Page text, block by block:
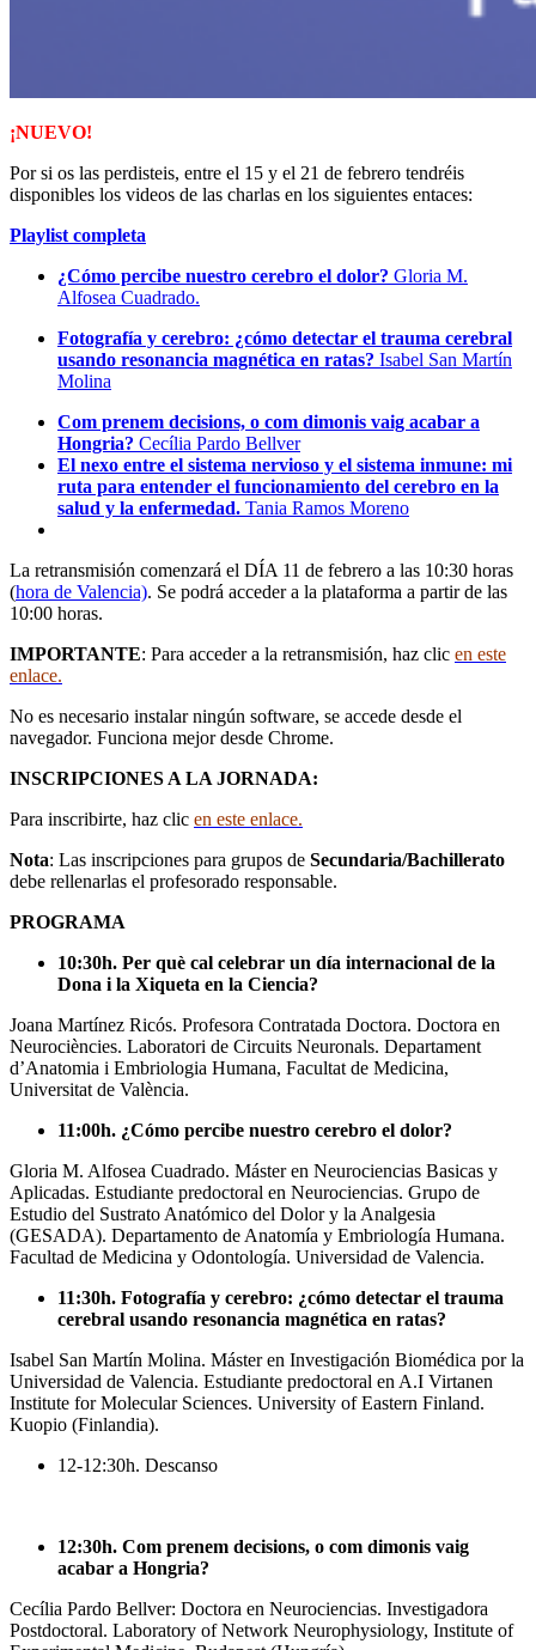
¡NUEVO!
Por si os las perdisteis, entre el 15 y el 21 de febrero tendréis
disponibles los videos de las charlas en los siguientes entaces:
Playlist completa
¿Cómo percibe nuestro cerebro el dolor? Gloria M.
Alfosea Cuadrado.
Fotografía y cerebro: ¿cómo detectar el trauma cerebral
usando resonancia magnética en ratas? Isabel San Martín
Molina
Com prenem decisions, o com dimonis vaig acabar a
Hongria? Cecília Pardo Bellver
El nexo entre el sistema nervioso y el sistema inmune: mi
ruta para entender el funcionamiento del cerebro en la
salud y la enfermedad. Tania Ramos Moreno
La retransmisión comenzará el DÍA 11 de febrero a las 10:30 horas
(hora de Valencia). Se podrá acceder a la plataforma a partir de las
10:00 horas.
IMPORTANTE: Para acceder a la retransmisión, haz clic en este
enlace.
No es necesario instalar ningún software, se accede desde el
navegador. Funciona mejor desde Chrome.
INSCRIPCIONES A LA JORNADA:
Para inscribirte, haz clic en este enlace.
Nota: Las inscripciones para grupos de Secundaria/Bachillerato
debe rellenarlas el profesorado responsable.
PROGRAMA
10:30h. Per què cal celebrar un día internacional de la
Dona i la Xiqueta en la Ciencia?
Joana Martínez Ricós. Profesora Contratada Doctora. Doctora en
Neurociències. Laboratori de Circuits Neuronals. Departament
d’Anatomia i Embriologia Humana, Facultat de Medicina,
Universitat de València.
11:00h. ¿Cómo percibe nuestro cerebro el dolor?
Gloria M. Alfosea Cuadrado. Máster en Neurociencias Basicas y
Aplicadas. Estudiante predoctoral en Neurociencias. Grupo de
Estudio del Sustrato Anatómico del Dolor y la Analgesia
(GESADA). Departamento de Anatomía y Embriología Humana.
Facultad de Medicina y Odontología. Universidad de Valencia.
11:30h. Fotografía y cerebro: ¿cómo detectar el trauma
cerebral usando resonancia magnética en ratas?
Isabel San Martín Molina. Máster en Investigación Biomédica por la
Universidad de Valencia. Estudiante predoctoral en A.I Virtanen
Institute for Molecular Sciences. University of Eastern Finland.
Kuopio (Finlandia).
12-12:30h. Descanso
12:30h. Com prenem decisions, o com dimonis vaig
acabar a Hongria?
Cecília Pardo Bellver: Doctora en Neurociencias. Investigadora
Postdoctoral. Laboratory of Network Neurophysiology, Institute of